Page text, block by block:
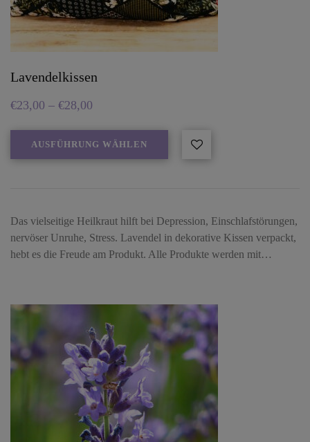
Lavendelkissen
€23,00 – €28,00
AUSFÜHRUNG WÄHLEN
Das vielseitige Heilkraut hilft bei Depression, Einschlafstörungen,
nervöser Unruhe, Stress. Lavendel in dekorative Kissen verpackt,
hebt es die Freude am Produkt. Alle Produkte werden mit…